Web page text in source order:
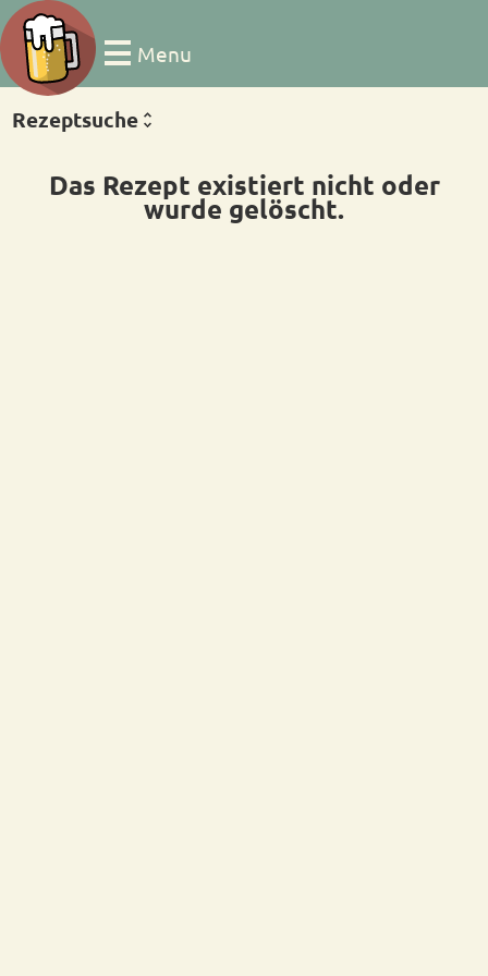
Menu
Rezeptsuche
Das Rezept existiert nicht oder
wurde gelöscht.